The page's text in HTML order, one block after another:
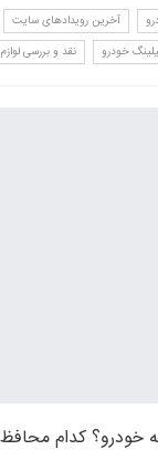
آخرین رویدادهای سایت
خودرو
نقد و بررسی
خودرو؟ کدام